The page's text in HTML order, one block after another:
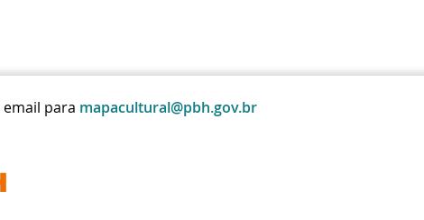
email para mapacultural@pbh.gov.br